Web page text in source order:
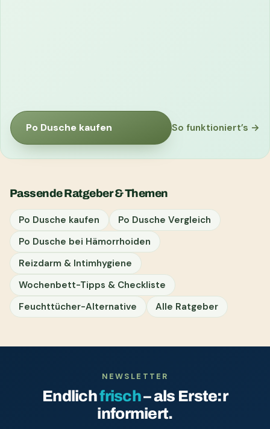
Po Dusche kaufen So funktioniert’s →
Passende Ratgeber & Themen
Po Dusche kaufen
Po Dusche Vergleich
Po Dusche bei Hämorrhoiden
Reizdarm & Intimhygiene
Wochenbett-Tipps & Checkliste
Feuchttücher-Alternative
Alle Ratgeber
NEWSLETTER
Endlichfrisch– als Erste:r
informiert.